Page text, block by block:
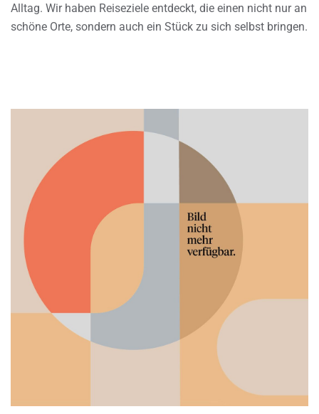
Alltag. Wir haben Reiseziele entdeckt, die einen nicht nur an
schöne Orte, sondern auch ein Stück zu sich selbst bringen.